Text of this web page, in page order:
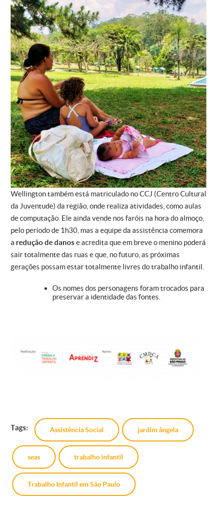
Wellington também está matriculado no CCJ (Centro Cultural
da Juventude) da região, onde realiza atividades, como aulas
de computação. Ele ainda vende nos faróis na hora do almoço,
pelo período de 1h30, mas a equipe da assistência comemora
a redução de danos e acredita que em breve o menino poderá
sair totalmente das ruas e que, no futuro, as próximas
gerações possam estar totalmente livres do trabalho infantil.
Os nomes dos personagens foram trocados para
preservar a identidade das fontes.
Tags: Assistência Social jardim ângela
seas trabalho infantil
Trabalho Infantil em São Paulo